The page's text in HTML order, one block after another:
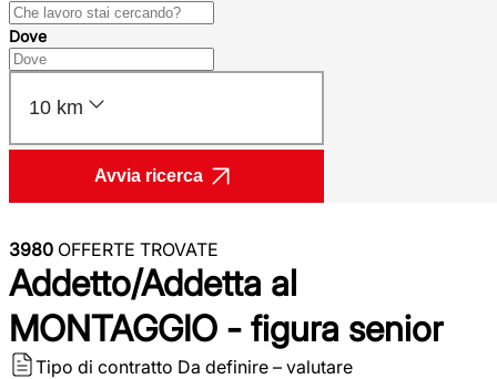
Dove
10 km
Avvia ricerca
3980 OFFERTE TROVATE
Addetto/Addetta al
MONTAGGIO - figura senior
Tipo di contratto Da definire – valutare